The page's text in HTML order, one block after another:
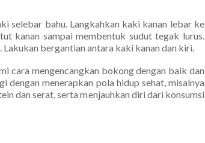
selebar bahu. Langkahkan kaki kanan lebar ke
kanan sampai membentuk sudut tegak lurus.
bergantian antara kaki kanan dan kiri.
cara mengencangkan bokong dengan baik dan
dengan menerapkan pola hidup sehat, misalnya
dan serat, serta menjauhkan diri dari konsumsi